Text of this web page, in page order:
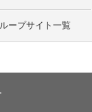
ープサイト一覧